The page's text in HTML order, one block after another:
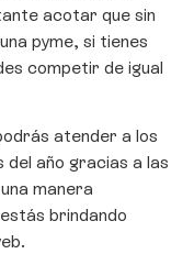
acotar que sin
pyme, si tienes
competir de igual
atender a los
del año gracias a las
manera
brindando